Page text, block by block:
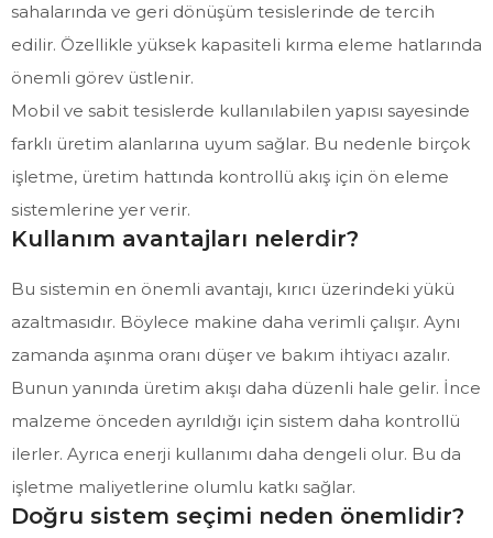
sahalarında ve geri dönüşüm tesislerinde de tercih
edilir. Özellikle yüksek kapasiteli kırma eleme hatlarında
önemli görev üstlenir.
Mobil ve sabit tesislerde kullanılabilen yapısı sayesinde
farklı üretim alanlarına uyum sağlar. Bu nedenle birçok
işletme, üretim hattında kontrollü akış için ön eleme
sistemlerine yer verir.
Kullanım avantajları nelerdir?
Bu sistemin en önemli avantajı, kırıcı üzerindeki yükü
azaltmasıdır. Böylece makine daha verimli çalışır. Aynı
zamanda aşınma oranı düşer ve bakım ihtiyacı azalır.
Bunun yanında üretim akışı daha düzenli hale gelir. İnce
malzeme önceden ayrıldığı için sistem daha kontrollü
ilerler. Ayrıca enerji kullanımı daha dengeli olur. Bu da
işletme maliyetlerine olumlu katkı sağlar.
Doğru sistem seçimi neden önemlidir?